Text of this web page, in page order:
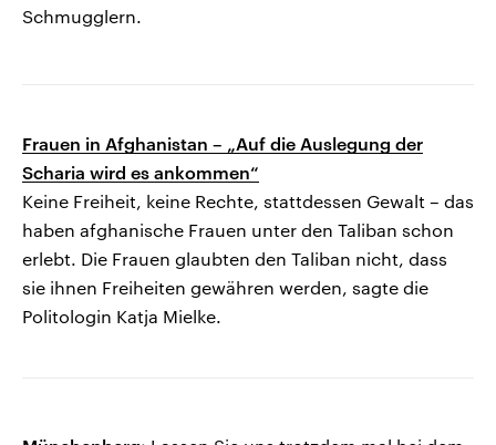
Schmugglern.
Frauen in Afghanistan – „Auf die Auslegung der
Scharia wird es ankommen“
Keine Freiheit, keine Rechte, stattdessen Gewalt – das
haben afghanische Frauen unter den Taliban schon
erlebt. Die Frauen glaubten den Taliban nicht, dass
sie ihnen Freiheiten gewähren werden, sagte die
Politologin Katja Mielke.